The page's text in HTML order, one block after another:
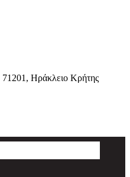
71201, Ηράκλειο Κρήτης